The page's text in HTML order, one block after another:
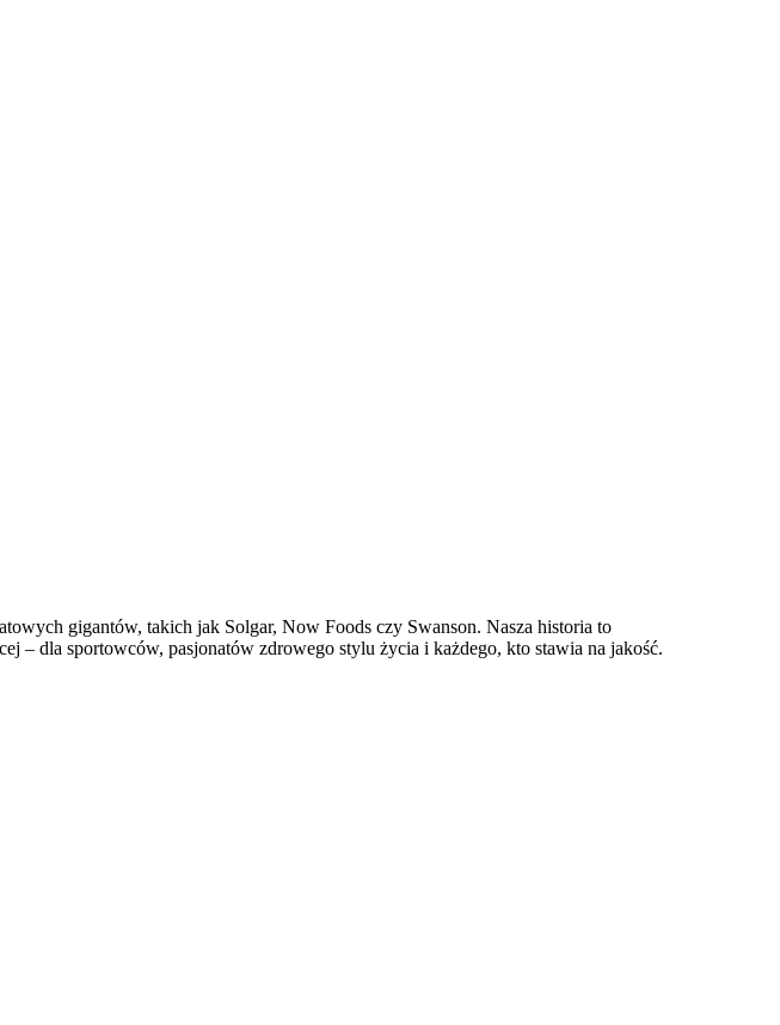
gigantów, takich jak Solgar, Now Foods czy Swanson. Nasza historia to
– dla sportowców, pasjonatów zdrowego stylu życia i każdego, kto stawia na jakość.